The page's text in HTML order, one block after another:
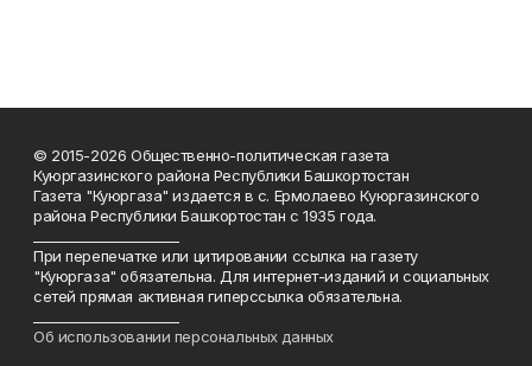
© 2015-2026 Общественно-политическая газета
Куюргазинского района Республики Башкортостан
Газета "Куюргаза" издается в с. Ермолаево Куюргазинского
района Республики Башкортостан с 1935 года.
При перепечатке или цитировании ссылка на газету
"Куюргаза" обязательна. Для интернет-изданий и социальных
сетей прямая активная гиперссылка обязательна.
Об использовании персональных данных